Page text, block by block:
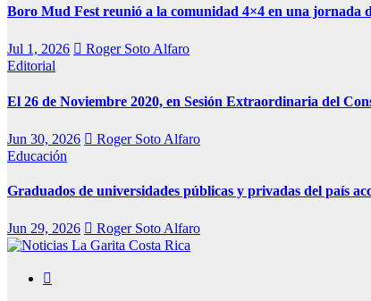
Boro Mud Fest reunió a la comunidad 4×4 en una jornada
Jul 1, 2026
Roger Soto Alfaro
Editorial
El 26 de Noviembre 2020, en Sesión Extraordinaria del
Jun 30, 2026
Roger Soto Alfaro
Educación
Graduados de universidades públicas y privadas del país
Jun 29, 2026 Roger Soto Alfaro
Noticias La Garita Costa Rica
Medio Alternativo